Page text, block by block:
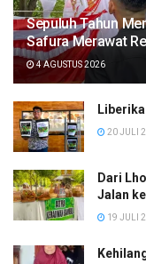
Sepuluh Tahun
Safura Merawat
4 AGUSTUS 2026
20 JULI
Dari
Jalan
19 JULI